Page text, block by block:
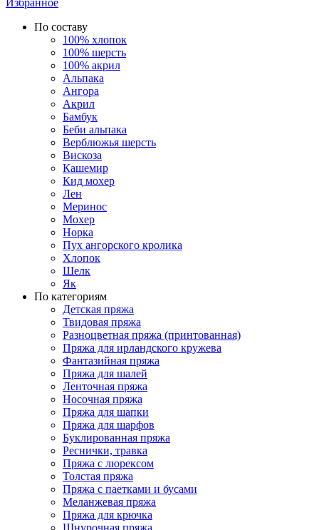
Избранное
По составу
100% хлопок
100% шерсть
100% акрил
Альпака
Ангора
Акрил
Бамбук
Беби альпака
Верблюжья шерсть
Вискоза
Кашемир
Кид мохер
Лен
Меринос
Мохер
Норка
Пух ангорского кролика
Хлопок
Шелк
Як
По категориям
Детская пряжа
Твидовая пряжа
Разноцветная пряжа (принтованная)
Пряжа для ирландского кружева
Фантазийная пряжа
Пряжа для шалей
Ленточная пряжа
Носочная пряжа
Пряжа для шапки
Пряжа для шарфов
Буклированная пряжа
Реснички, травка
Пряжа с люрексом
Толстая пряжа
Пряжа с паетками и бусами
Меланжевая пряжа
Пряжа для крючка
Шнурочная пряжа